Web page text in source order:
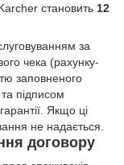
становить 12
за
чека (рахунку-
заповненого
підписом
Якщо ці
не надається.
договору